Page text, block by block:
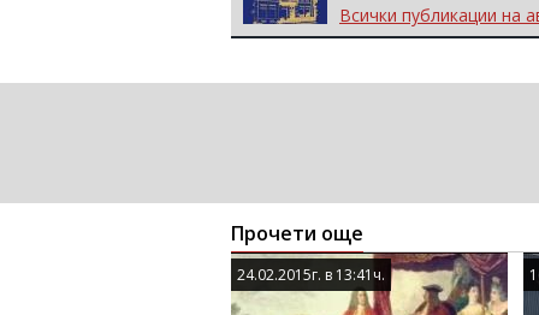
Всички публикации на
Прочети още
24.02.2015г. в 13:41ч.
24.02.2015г. в 13:41ч.